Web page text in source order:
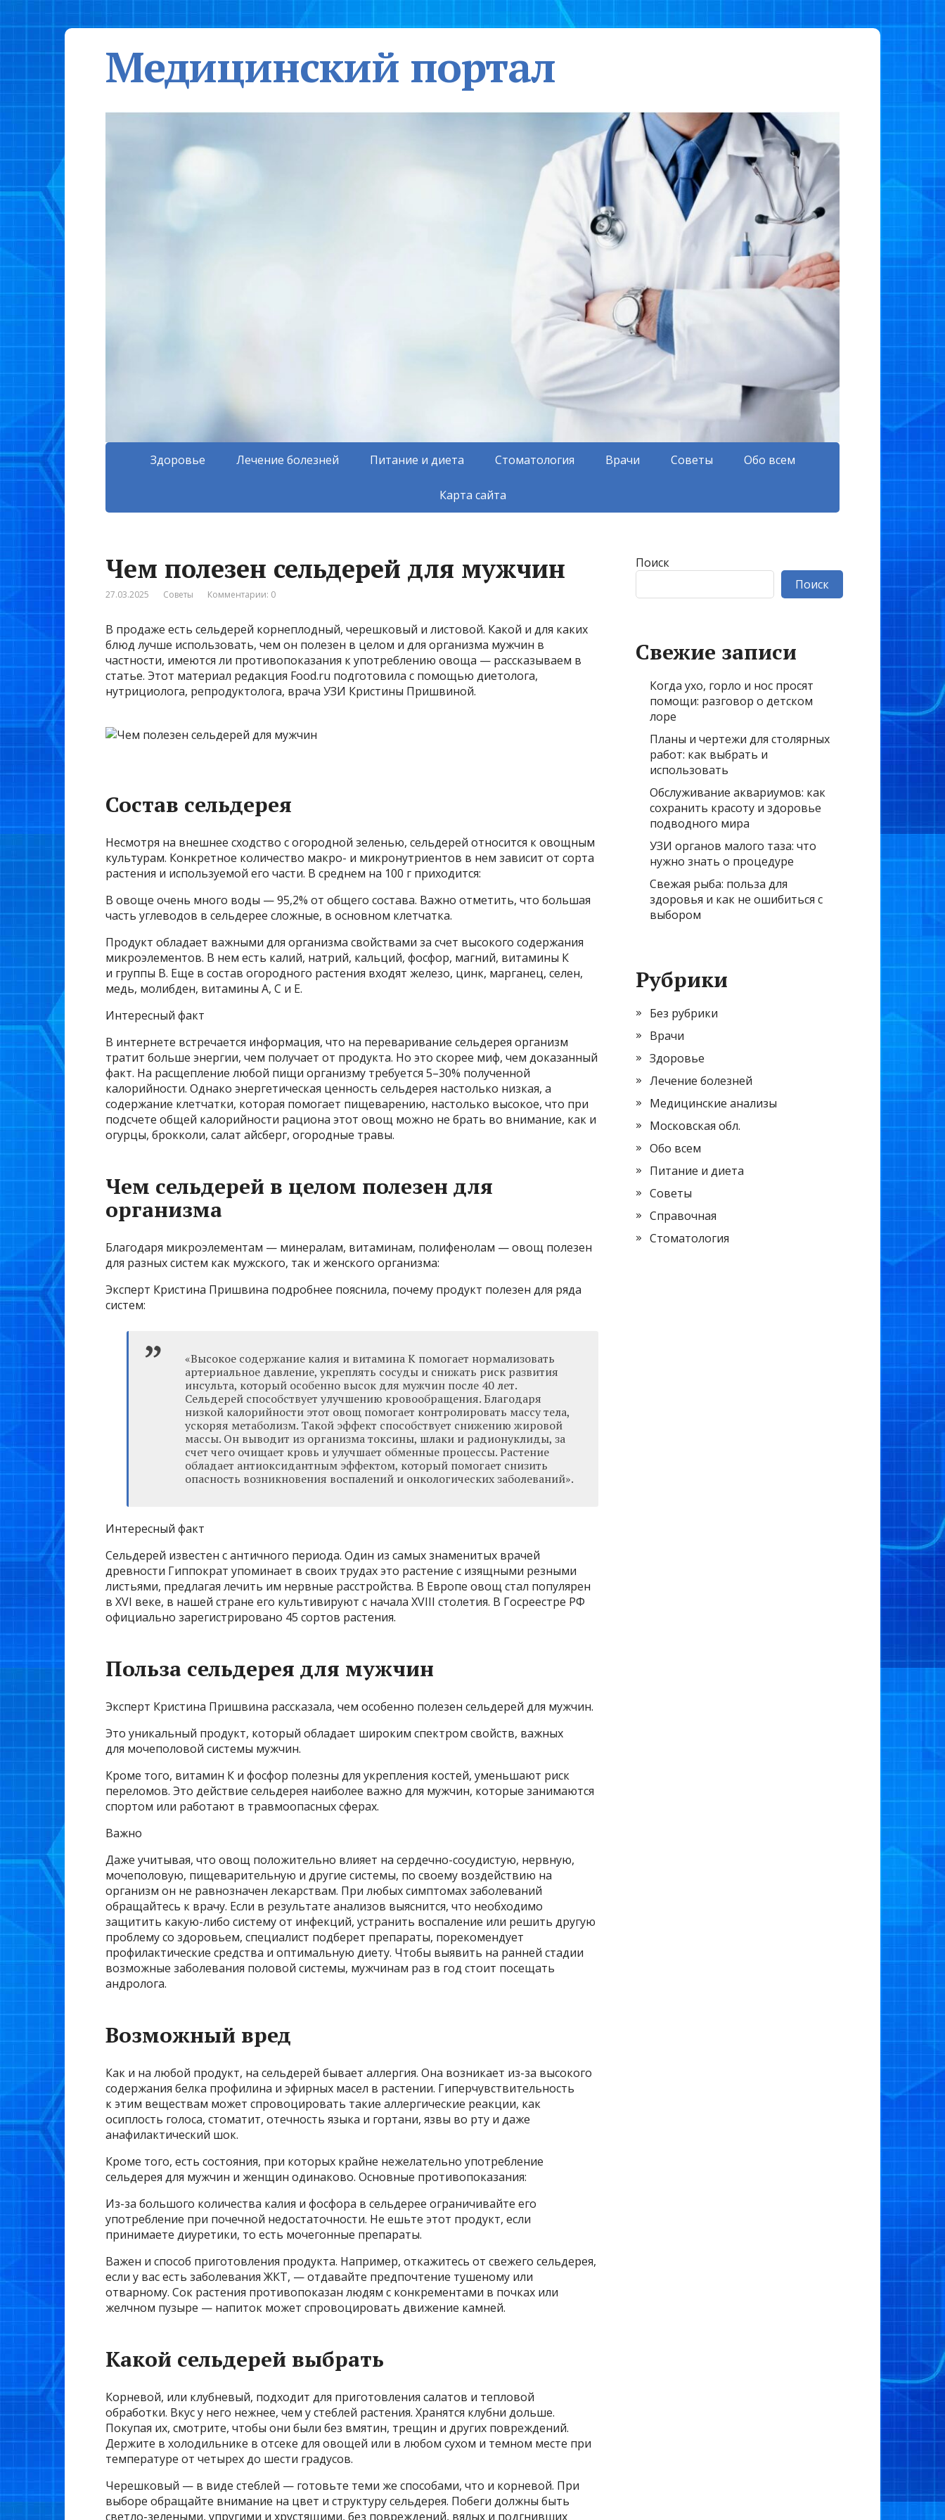
Медицинский портал
Здоровье Лечение болезней Питание и диета Стоматология Врачи Советы Обо всем
Карта сайта
Чем полезен сельдерей для мужчин
27.03.2025 Советы Комментарии: 0
В продаже есть сельдерей корнеплодный, черешковый и листовой. Какой и для каких
блюд лучше использовать, чем он полезен в целом и для организма мужчин в
частности, имеются ли противопоказания к употреблению овоща — рассказываем в
статье. Этот материал редакция Food.ru подготовила с помощью диетолога,
нутрициолога, репродуктолога, врача УЗИ Кристины Пришвиной.
Состав сельдерея
Несмотря на внешнее сходство с огородной зеленью, сельдерей относится к овощным
культурам. Конкретное количество макро- и микронутриентов в нем зависит от сорта
растения и используемой его части. В среднем на 100 г приходится:
В овоще очень много воды — 95,2% от общего состава. Важно отметить, что большая
часть углеводов в сельдерее сложные, в основном клетчатка.
Продукт обладает важными для организма свойствами за счет высокого содержания
микроэлементов. В нем есть калий, натрий, кальций, фосфор, магний, витамины К
и группы В. Еще в состав огородного растения входят железо, цинк, марганец, селен,
медь, молибден, витамины А, С и Е.
Интересный факт
В интернете встречается информация, что на переваривание сельдерея организм
тратит больше энергии, чем получает от продукта. Но это скорее миф, чем доказанный
факт. На расщепление любой пищи организму требуется 5–30% полученной
калорийности. Однако энергетическая ценность сельдерея настолько низкая, а
содержание клетчатки, которая помогает пищеварению, настолько высокое, что при
подсчете общей калорийности рациона этот овощ можно не брать во внимание, как и
огурцы, брокколи, салат айсберг, огородные травы.
Чем сельдерей в целом полезен для
организма
Благодаря микроэлементам — минералам, витаминам, полифенолам — овощ полезен
для разных систем как мужского, так и женского организма:
Эксперт Кристина Пришвина подробнее пояснила, почему продукт полезен для ряда
систем:
«Высокое содержание калия и витамина K помогает нормализовать
артериальное давление, укреплять сосуды и снижать риск развития
инсульта, который особенно высок для мужчин после 40 лет.
Сельдерей способствует улучшению кровообращения. Благодаря
низкой калорийности этот овощ помогает контролировать массу тела,
ускоряя метаболизм. Такой эффект способствует снижению жировой
массы. Он выводит из организма токсины, шлаки и радионуклиды, за
счет чего очищает кровь и улучшает обменные процессы. Растение
обладает антиоксидантным эффектом, который помогает снизить
опасность возникновения воспалений и онкологических заболеваний».
Интересный факт
Сельдерей известен с античного периода. Один из самых знаменитых врачей
древности Гиппократ упоминает в своих трудах это растение с изящными резными
листьями, предлагая лечить им нервные расстройства. В Европе овощ стал популярен
в XVI веке, в нашей стране его культивируют с начала XVIII столетия. В Госреестре РФ
официально зарегистрировано 45 сортов растения.
Польза сельдерея для мужчин
Эксперт Кристина Пришвина рассказала, чем особенно полезен сельдерей для мужчин.
Это уникальный продукт, который обладает широким спектром свойств, важных
для мочеполовой системы мужчин.
Кроме того, витамин К и фосфор полезны для укрепления костей, уменьшают риск
переломов. Это действие сельдерея наиболее важно для мужчин, которые занимаются
спортом или работают в травмоопасных сферах.
Важно
Даже учитывая, что овощ положительно влияет на сердечно-сосудистую, нервную,
мочеполовую, пищеварительную и другие системы, по своему воздействию на
организм он не равнозначен лекарствам. При любых симптомах заболеваний
обращайтесь к врачу. Если в результате анализов выяснится, что необходимо
защитить какую-либо систему от инфекций, устранить воспаление или решить другую
проблему со здоровьем, специалист подберет препараты, порекомендует
профилактические средства и оптимальную диету. Чтобы выявить на ранней стадии
возможные заболевания половой системы, мужчинам раз в год стоит посещать
андролога.
Возможный вред
Как и на любой продукт, на сельдерей бывает аллергия. Она возникает из-за высокого
содержания белка профилина и эфирных масел в растении. Гиперчувствительность
к этим веществам может спровоцировать такие аллергические реакции, как
осиплость голоса, стоматит, отечность языка и гортани, язвы во рту и даже
анафилактический шок.
Кроме того, есть состояния, при которых крайне нежелательно употребление
сельдерея для мужчин и женщин одинаково. Основные противопоказания:
Из-за большого количества калия и фосфора в сельдерее ограничивайте его
употребление при почечной недостаточности. Не ешьте этот продукт, если
принимаете диуретики, то есть мочегонные препараты.
Важен и способ приготовления продукта. Например, откажитесь от свежего сельдерея,
если у вас есть заболевания ЖКТ, — отдавайте предпочтение тушеному или
отварному. Сок растения противопоказан людям с конкрементами в почках или
желчном пузыре — напиток может спровоцировать движение камней.
Какой сельдерей выбрать
Корневой, или клубневый, подходит для приготовления салатов и тепловой
обработки. Вкус у него нежнее, чем у стеблей растения. Хранятся клубни дольше.
Покупая их, смотрите, чтобы они были без вмятин, трещин и других повреждений.
Держите в холодильнике в отсеке для овощей или в любом сухом и темном месте при
температуре от четырех до шести градусов.
Черешковый — в виде стеблей — готовьте теми же способами, что и корневой. При
выборе обращайте внимание на цвет и структуру сельдерея. Побеги должны быть
светло-зелеными, упругими и хрустящими, без повреждений, вялых и подгнивших
Поиск
Поиск
Свежие записи
Когда ухо, горло и нос просят
помощи: разговор о детском
лоре
Планы и чертежи для столярных
работ: как выбрать и
использовать
Обслуживание аквариумов: как
сохранить красоту и здоровье
подводного мира
УЗИ органов малого таза: что
нужно знать о процедуре
Свежая рыба: польза для
здоровья и как не ошибиться с
выбором
Рубрики
Без рубрики
Врачи
Здоровье
Лечение болезней
Медицинские анализы
Московская обл.
Обо всем
Питание и диета
Советы
Справочная
Стоматология